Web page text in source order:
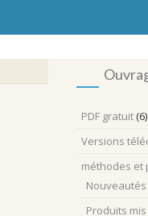
PDF gratuit (6)
Versions
méthodes et
Nouveautés
Produits